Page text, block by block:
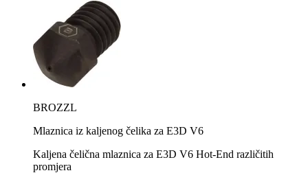
BROZZL
Mlaznica iz kaljenog čelika za E3D V6
Kaljena čelična mlaznica za E3D V6 Hot-End različitih
promjera